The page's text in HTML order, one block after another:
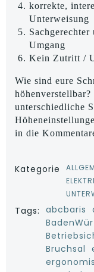
korrekte,
Unterweisung
Sachgerechter
Umgang
Kein Zutritt /
Wie sind eure
unterschiedliche
in die
Kategorie
Tags: abcbaris
Bruchsal